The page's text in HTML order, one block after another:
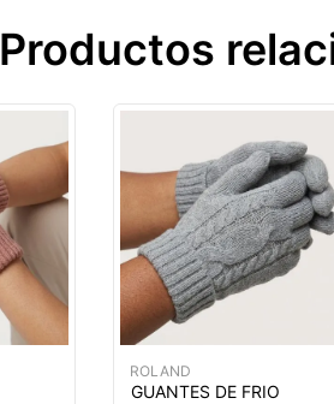
Productos
ROLAND
GUANTES DE FRIO